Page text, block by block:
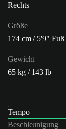
Rechts
Größe
174 cm / 5'9" Fuß
Gewicht
65 kg / 143 lb
Tempo
Beschleunigung